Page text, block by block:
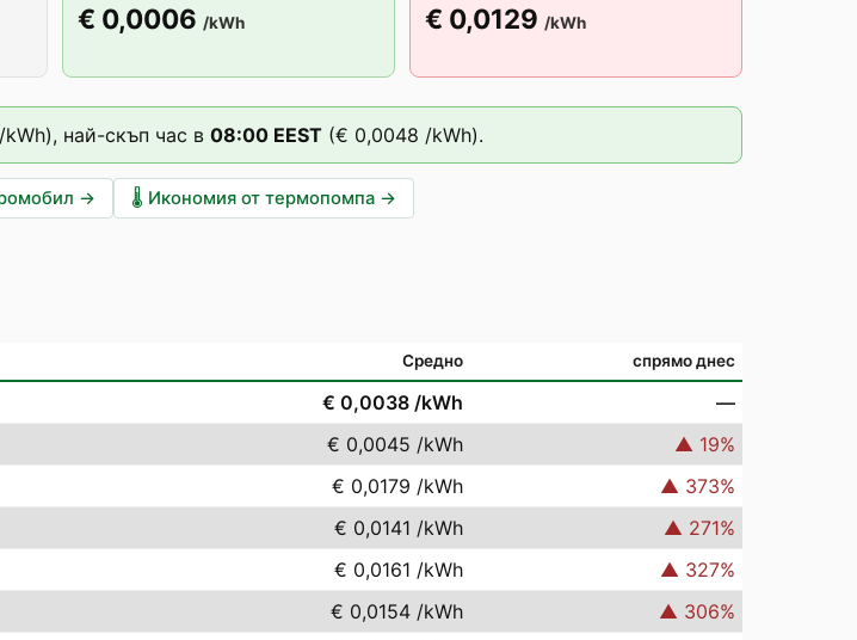
€ 0,0006 /kWh € 0,0129 /kWh
/kWh), най-скъп час в 08:00 EEST (€ 0,0048 /kWh).
→ 🌡️ Икономия от термопомпа →
Средно спрямо днес
€ 0,0038 /kWh
—
€ 0,0045 /kWh ▲ 19%
€ 0,0179 /kWh ▲ 373%
€ 0,0141 /kWh ▲ 271%
€ 0,0161 /kWh ▲ 327%
€ 0,0154 /kWh ▲ 306%